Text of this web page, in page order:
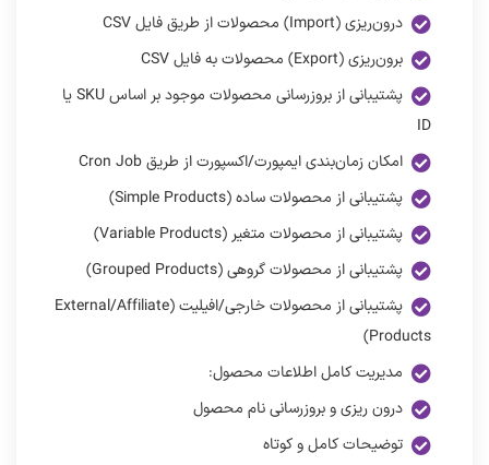
درون‌ریزی (Import) محصولات از طریق فایل CSV
برون‌ریزی (Export) محصولات به فایل CSV
پشتیبانی از بروزرسانی محصولات موجود بر اساس SKU یا
ID
امکان زمان‌بندی ایمپورت/اکسپورت از طریق Cron Job
پشتیبانی از محصولات ساده (Simple Products)
پشتیبانی از محصولات متغیر (Variable Products)
پشتیبانی از محصولات گروهی (Grouped Products)
پشتیبانی از محصولات خارجی/افیلیت (External/Affiliate
Products)
مدیریت کامل اطلاعات محصول:
درون‌ ریزی و بروزرسانی نام محصول
توضیحات کامل و کوتاه